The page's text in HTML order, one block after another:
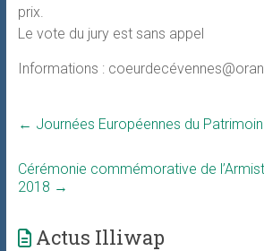
prix.
Le vote du jury est sans appel
Informations :
← Journées Européennes du
Cérémonie commémorative de
2018 →
Actus Illiwap